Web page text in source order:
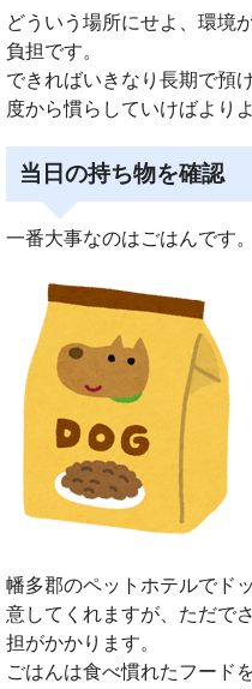
どういう場所にせよ、環境
負担です。
できればいきなり長期で預
度から慣らしていけばより
当日の持ち物を確認
一番大事なのはごはんです。
幡多郡のペットホテルでド
意してくれますが、ただで
担がかかります。
ごはんは食べ慣れたフード